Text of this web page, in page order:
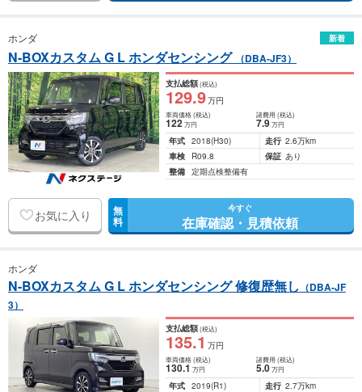
ホンダ 新着
N-BOXカスタム G L ホンダセンシング （DBA-JF3）
支払総額(税込)
129.9万円
車両価格(税込)
122万円
諸費用 (税込)
7.9 万円
年式 2018(H30) 走行 2.6万km
車検
R09.8 保証 あり
整備 定期点検整備有
お気に入り 無
料
今すぐ
在庫確認・見積依頼
ホンダ
N-BOXカスタム G L ホンダセンシング 修復歴無し （DBA-JF
3）
支払総額(税込)
135.1 万円
車両価格(税込)
130.1万円
諸費用 (税込)
5.0 万円
年式 2019(R1) 走行 2.7万km